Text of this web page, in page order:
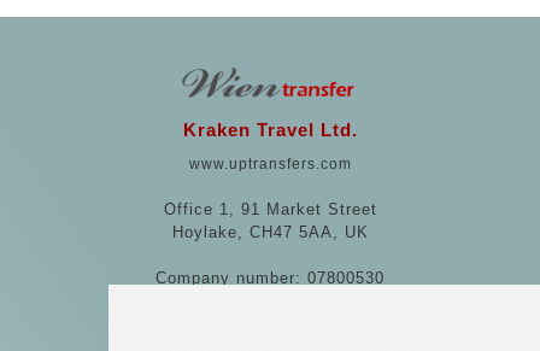
Kraken Travel Ltd.
www.uptransfers.com
Office 1, 91 Market Street
Hoylake, CH47 5AA, UK
Company number: 07800530